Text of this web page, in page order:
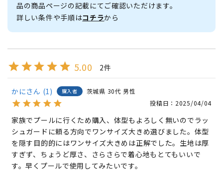
品の商品ページの記載にてご確認いただけます。
詳しい条件や手順はコチラから
5.00 2
かに 1 購入者 茨城県 30代 男性
投稿日
2025/04/04
家族でプールに行くため購入、体型もよろしく無いのでラッ
シュガードに頼る方向でワンサイズ大きめ選びました。体型
を隠す目的的にはワンサイズ大きめは正解でした。生地は厚
すぎず、ちょうど厚さ、さらさらで着心地もとてもいいで
す。早くプールで使用してみたいです。